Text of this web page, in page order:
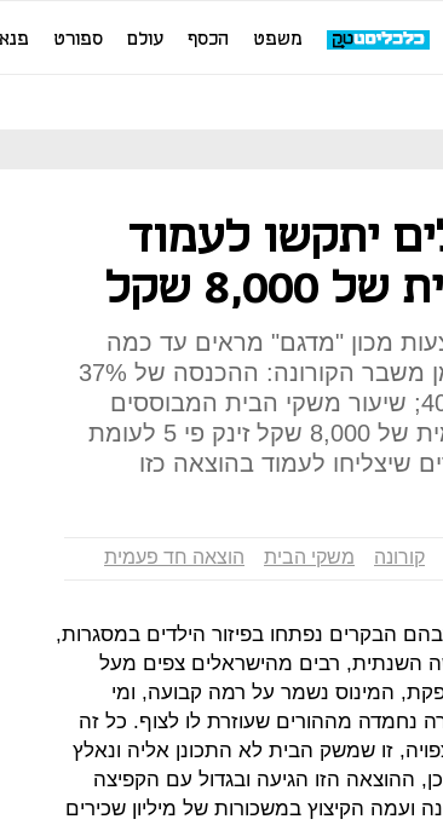
משפט הכסף עולם ספורט
ישראלים יתקשו לעמוד
שקל
מכון "מדגם" מראים עד כמה
שבירים פיננסית משקי הבית בזמן משבר הקורונה: ההכנסה של 37%
מהישראלים נחתכה ביותר מ־40%; שיעור משקי הבית המבוססים
שיתקשו לעמוד בהוצאה חד פעמית של 8,000 שקל זינק פי 5 לעומת
קורונה משקי הבית הוצאה חד פעמית
הבקרים נפתחו בפיזור הילדים במסגרות,
השנתית, רבים מהישראלים צפים מעל
המינוס נשמר על רמה קבועה, ומי
נחמדה מההורים שעוזרת לו לצוף. כל זה
זו שמשק הבית לא התכונן אליה ונאלץ
ההוצאה הזו הגיעה ובגדול עם הקפיצה
הקיצוץ במשכורות של מיליון שכירים